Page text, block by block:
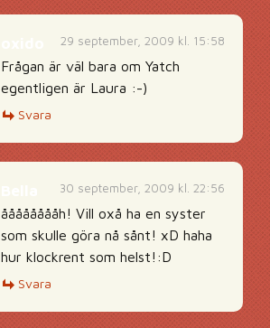
29 september, 2009 kl. 15:58
Frågan är väl bara om Yatch
egentligen är Laura :-)
Svara
30 september, 2009 kl. 22:56
ååååååååh! Vill oxå ha en syster
som skulle göra nå sånt! xD haha
hur klockrent som helst!:D
Svara